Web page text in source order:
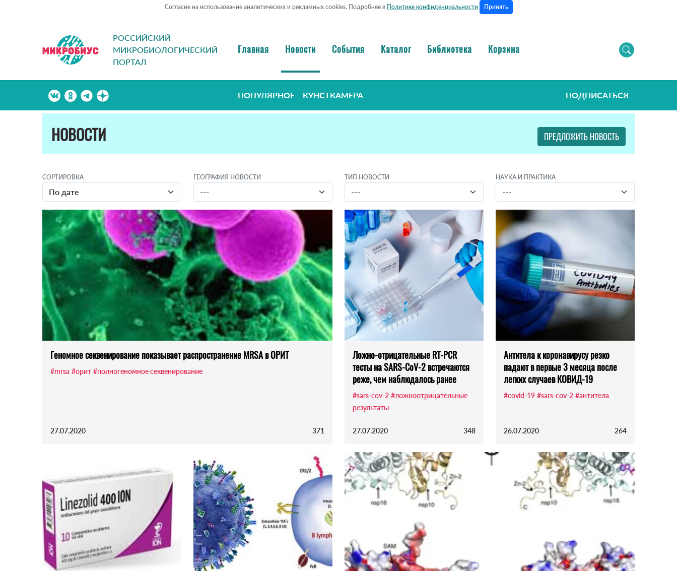
Согласие на использование аналитических и рекламных cookies. Подробнее в Политике конфиденциальности Принять
РОССИЙСКИЙ
МИКРОБИОЛОГИЧЕСКИЙ
ПОРТАЛ
Главная Новости События Каталог Библиотека Корзина
ПОПУЛЯРНОЕ КУНСТКАМЕРА ПОДПИСАТЬСЯ
НОВОСТИ ПРЕДЛОЖИТЬ НОВОСТЬ
СОРТИРОВКА ГЕОГРАФИЯ НОВОСТИ ТИП НОВОСТИ НАУКА И ПРАКТИКА
Геномное секвенирование показывает распространение MRSA в ОРИТ
#mrsa #орит #полногеномное секвенирование
27.07.2020 371
Ложно-отрицательные RT-PCR
тесты на SARS-CoV-2 встречаются
реже, чем наблюдалось ранее
#sars-cov-2 #ложноотрицательные
результаты
27.07.2020 348
Антитела к коронавирусу резко
падают в первые 3 месяца после
легких случаев КОВИД-19
#covid-19 #sars-cov-2 #антитела
26.07.2020 264